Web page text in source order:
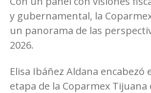
y gubernamental, la
un panorama de las
2026.
Elisa Ibáñez Aldana encabezó
etapa de la Coparmex Tijuana